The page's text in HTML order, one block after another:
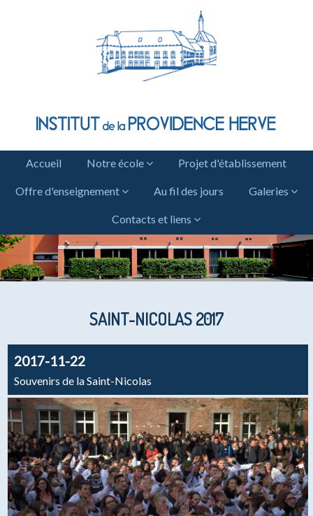
Accueil Notre école Projet d'établissement
Offre d'enseignement Au fil des jours Galeries
Contacts et liens
SAINT-NICOLAS 2017
2017-11-22
Souvenirs de la Saint-Nicolas